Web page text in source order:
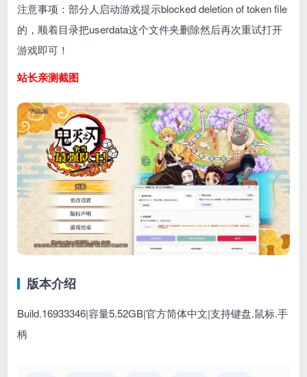
注意事项：部分人启动游戏提示blocked deletion of token file
的，顺着目录把userdata这个文件夹删除然后再次重试打开
游戏即可！
站长亲测截图
版本介绍
Build.16933346|容量5.52GB|官方简体中文|支持键盘.鼠标.手
柄